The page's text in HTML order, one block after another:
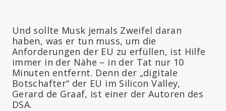
Und sollte Musk jemals Zweifel daran
haben, was er tun muss, um die
Anforderungen der EU zu erfüllen, ist Hilfe
immer in der Nähe – in der Tat nur 10
Minuten entfernt. Denn der „digitale
Botschafter“ der EU im Silicon Valley,
Gerard de Graaf, ist einer der Autoren des
DSA.